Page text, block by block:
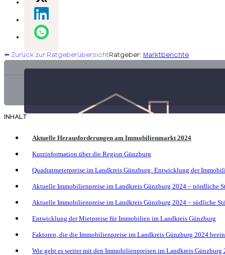
⬅️ Zurück zur RatgeberübersichtRatgeber: Marktberichte
INHALT
Aktuelle Herausforderungen am Immobilienmarkt 2024
Kurzinformation über die Region Günzburg
Quadratmeterpreise im Landkreis Günzburg: Entwicklung der
Aktuelle Immobilienpreise im Landkreis Günzburg 2024 – nördliche
Aktuelle Immobilienpreise im Landkreis Günzburg 2024 – südliche
Entwicklung der Mietpreise für Immobilien im Landkreis Günzburg
Faktoren, die die Immobilienpreise im Landkreis Günzburg 2024
Wie geht es weiter mit den Immobilienpreisen im Landkreis Günzburg